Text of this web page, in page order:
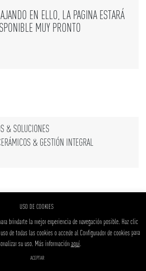
EN ELLO, LA PAGINA ESTARÁ
MUY PRONTO
& SOLUCIONES
& GESTIÓN INTEGRAL
USO DE COOKIES
brindarte la mejor experiencia de navegación posible. Haz clic
de todas las cookies o accede al Configurador de cookies para
su uso. Más informaciónaquí.
ACEPTAR